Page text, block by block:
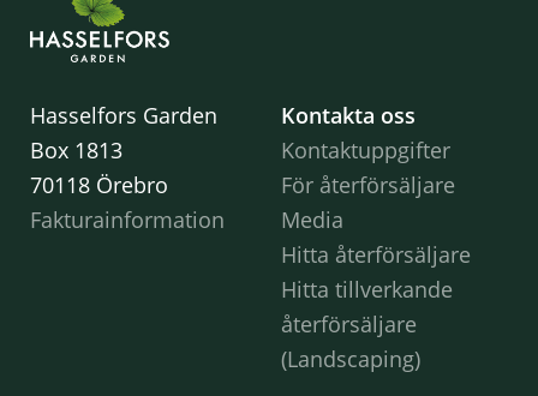
Hasselfors Garden
Box 1813
70118 Örebro
Fakturainformation
Kontakta oss
Kontaktuppgifter
För återförsäljare
Media
Hitta återförsäljare
Hitta tillverkande
återförsäljare
(Landscaping)